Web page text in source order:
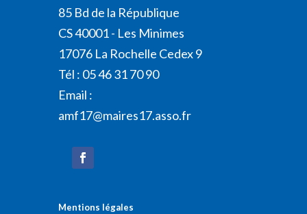
85 Bd de la République
CS 40001 - Les Minimes
17076 La Rochelle Cedex 9
Tél : 05 46 31 70 90
Email :
amf17@maires17.asso.fr
Mentions légales